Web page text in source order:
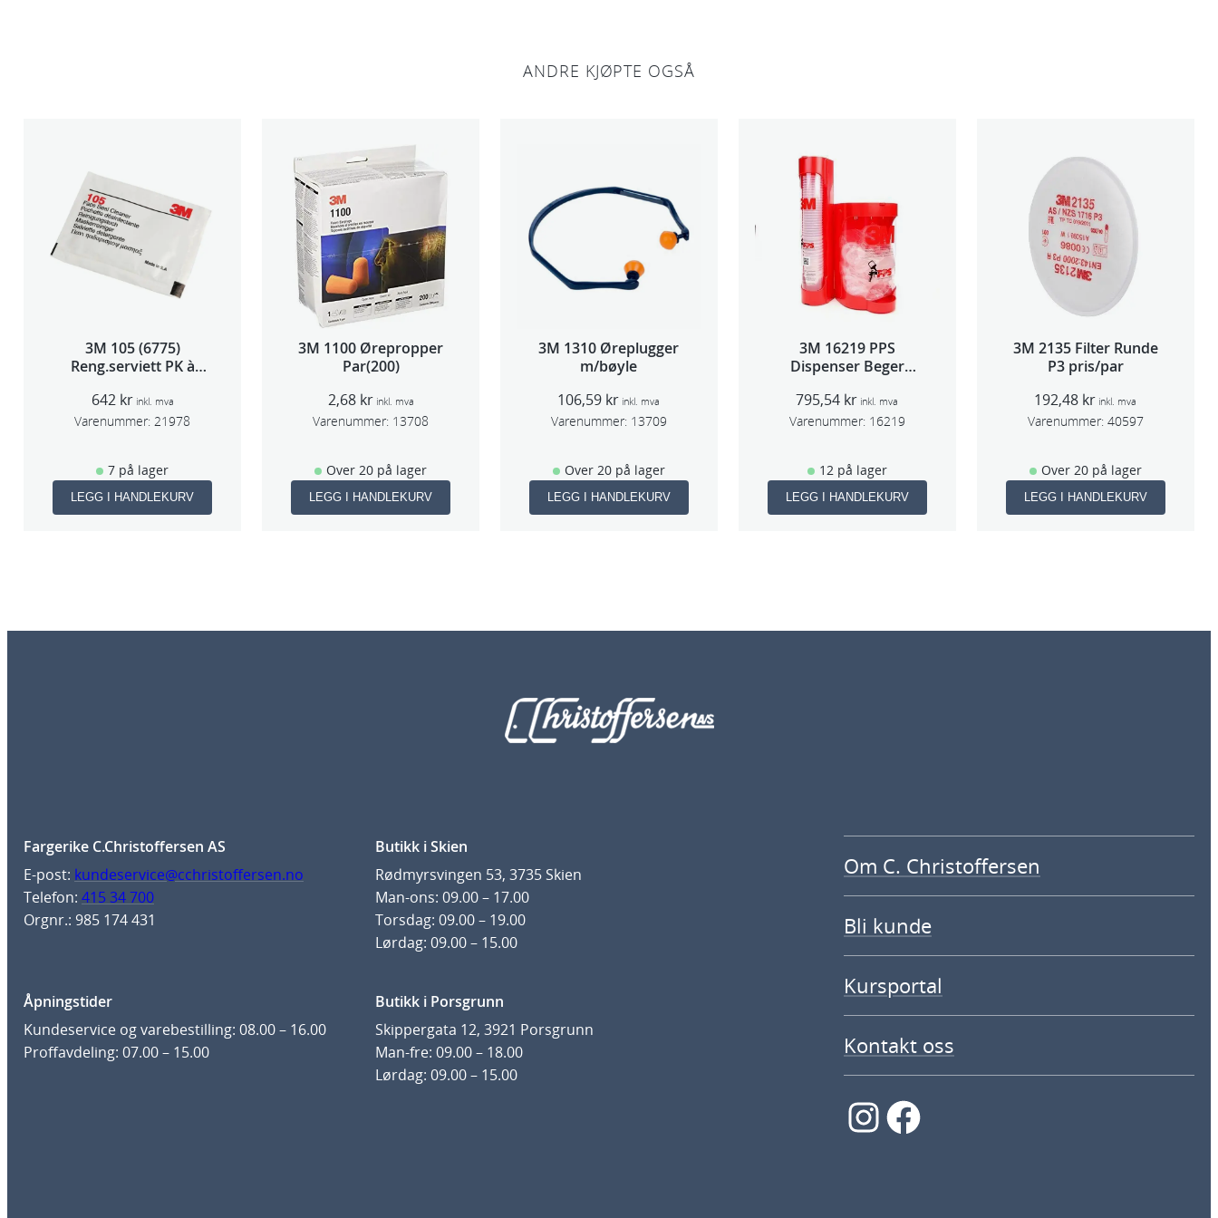
ANDRE KJØPTE OGSÅ
3M 105 (6775)
Reng.serviett PK à
642 kr inkl. mva
Varenummer: 21978
7 på lager
LEGG I HANDLEKURV
3M 1100 Ørepropper
Par(200)
2,68 kr inkl. mva
Varenummer: 13708
Over 20 på lager
LEGG I HANDLEKURV
3M 1310 Øreplugger
m/bøyle
106,59 kr inkl. mva
Varenummer: 13709
Over 20 på lager
LEGG I HANDLEKURV
3M 16219 PPS
Dispenser Beger
795,54 kr inkl. mva
Varenummer: 16219
12 på lager
LEGG I HANDLEKURV
3M 2135 Filter Runde
P3 pris/par
192,48 kr inkl. mva
Varenummer: 40597
Over 20 på lager
LEGG I HANDLEKURV
Fargerike C.Christoffersen AS
E-post: kundeservice@cchristoffersen.no
Telefon: 415 34 700
Orgnr.: 985 174 431
Butikk i Skien
Rødmyrsvingen 53, 3735 Skien
Man-ons: 09.00 – 17.00
Torsdag: 09.00 – 19.00
Lørdag: 09.00 – 15.00
Åpningstider
Kundeservice og varebestilling: 08.00 – 16.00
Proffavdeling: 07.00 – 15.00
Butikk i Porsgrunn
Skippergata 12, 3921 Porsgrunn
Man-fre: 09.00 – 18.00
Lørdag: 09.00 – 15.00
Om C. Christoffersen
Bli kunde
Kursportal
Kontakt oss
InstagramFacebook